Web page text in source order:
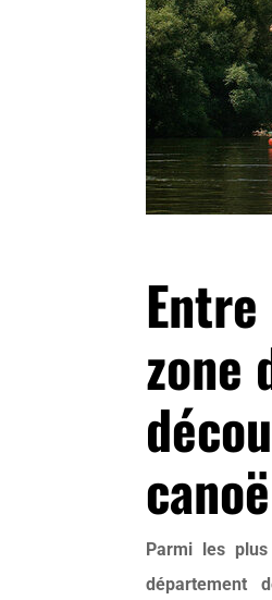
zone
canoë
Parmi les
département